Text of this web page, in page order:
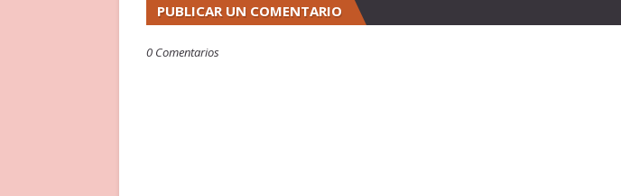
PUBLICAR UN COMENTARIO
0 Comentarios